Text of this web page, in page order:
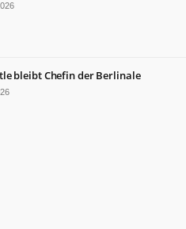
bleibt Chefin der Berlinale